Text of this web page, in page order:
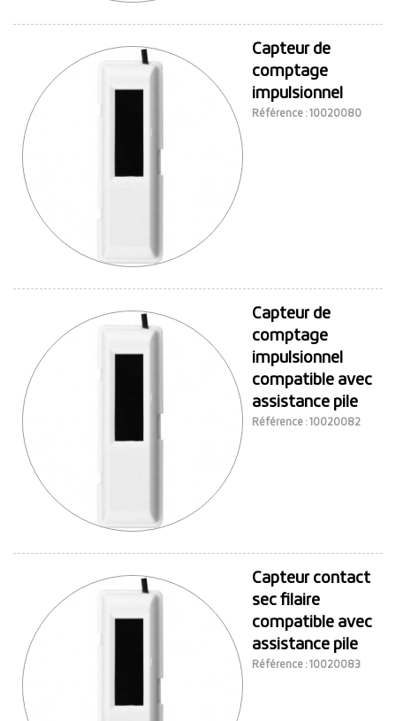
Capteur de
comptage
impulsionnel
Référence : 10020080
Capteur de
comptage
impulsionnel
compatible avec
assistance pile
Référence : 10020082
Capteur contact
sec filaire
compatible avec
assistance pile
Référence : 10020083